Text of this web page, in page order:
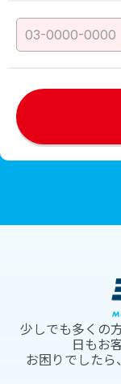
少しでも多くの
日もお
お困りでしたら